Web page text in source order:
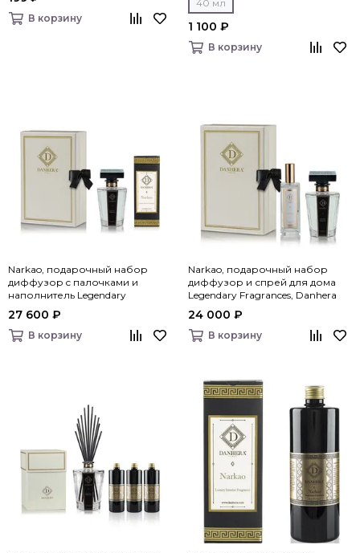
В корзину
40 мл
1 100 ₽
В корзину
Narkao, подарочный набор
диффузор c палочками и
наполнитель Legendary
Fragrances, Danhera Italy
27 600 ₽
В корзину
Narkao, подарочный набор
диффузор и спрей для дома
Legendary Fragrances, Danhera
Italy
24 000 ₽
В корзину